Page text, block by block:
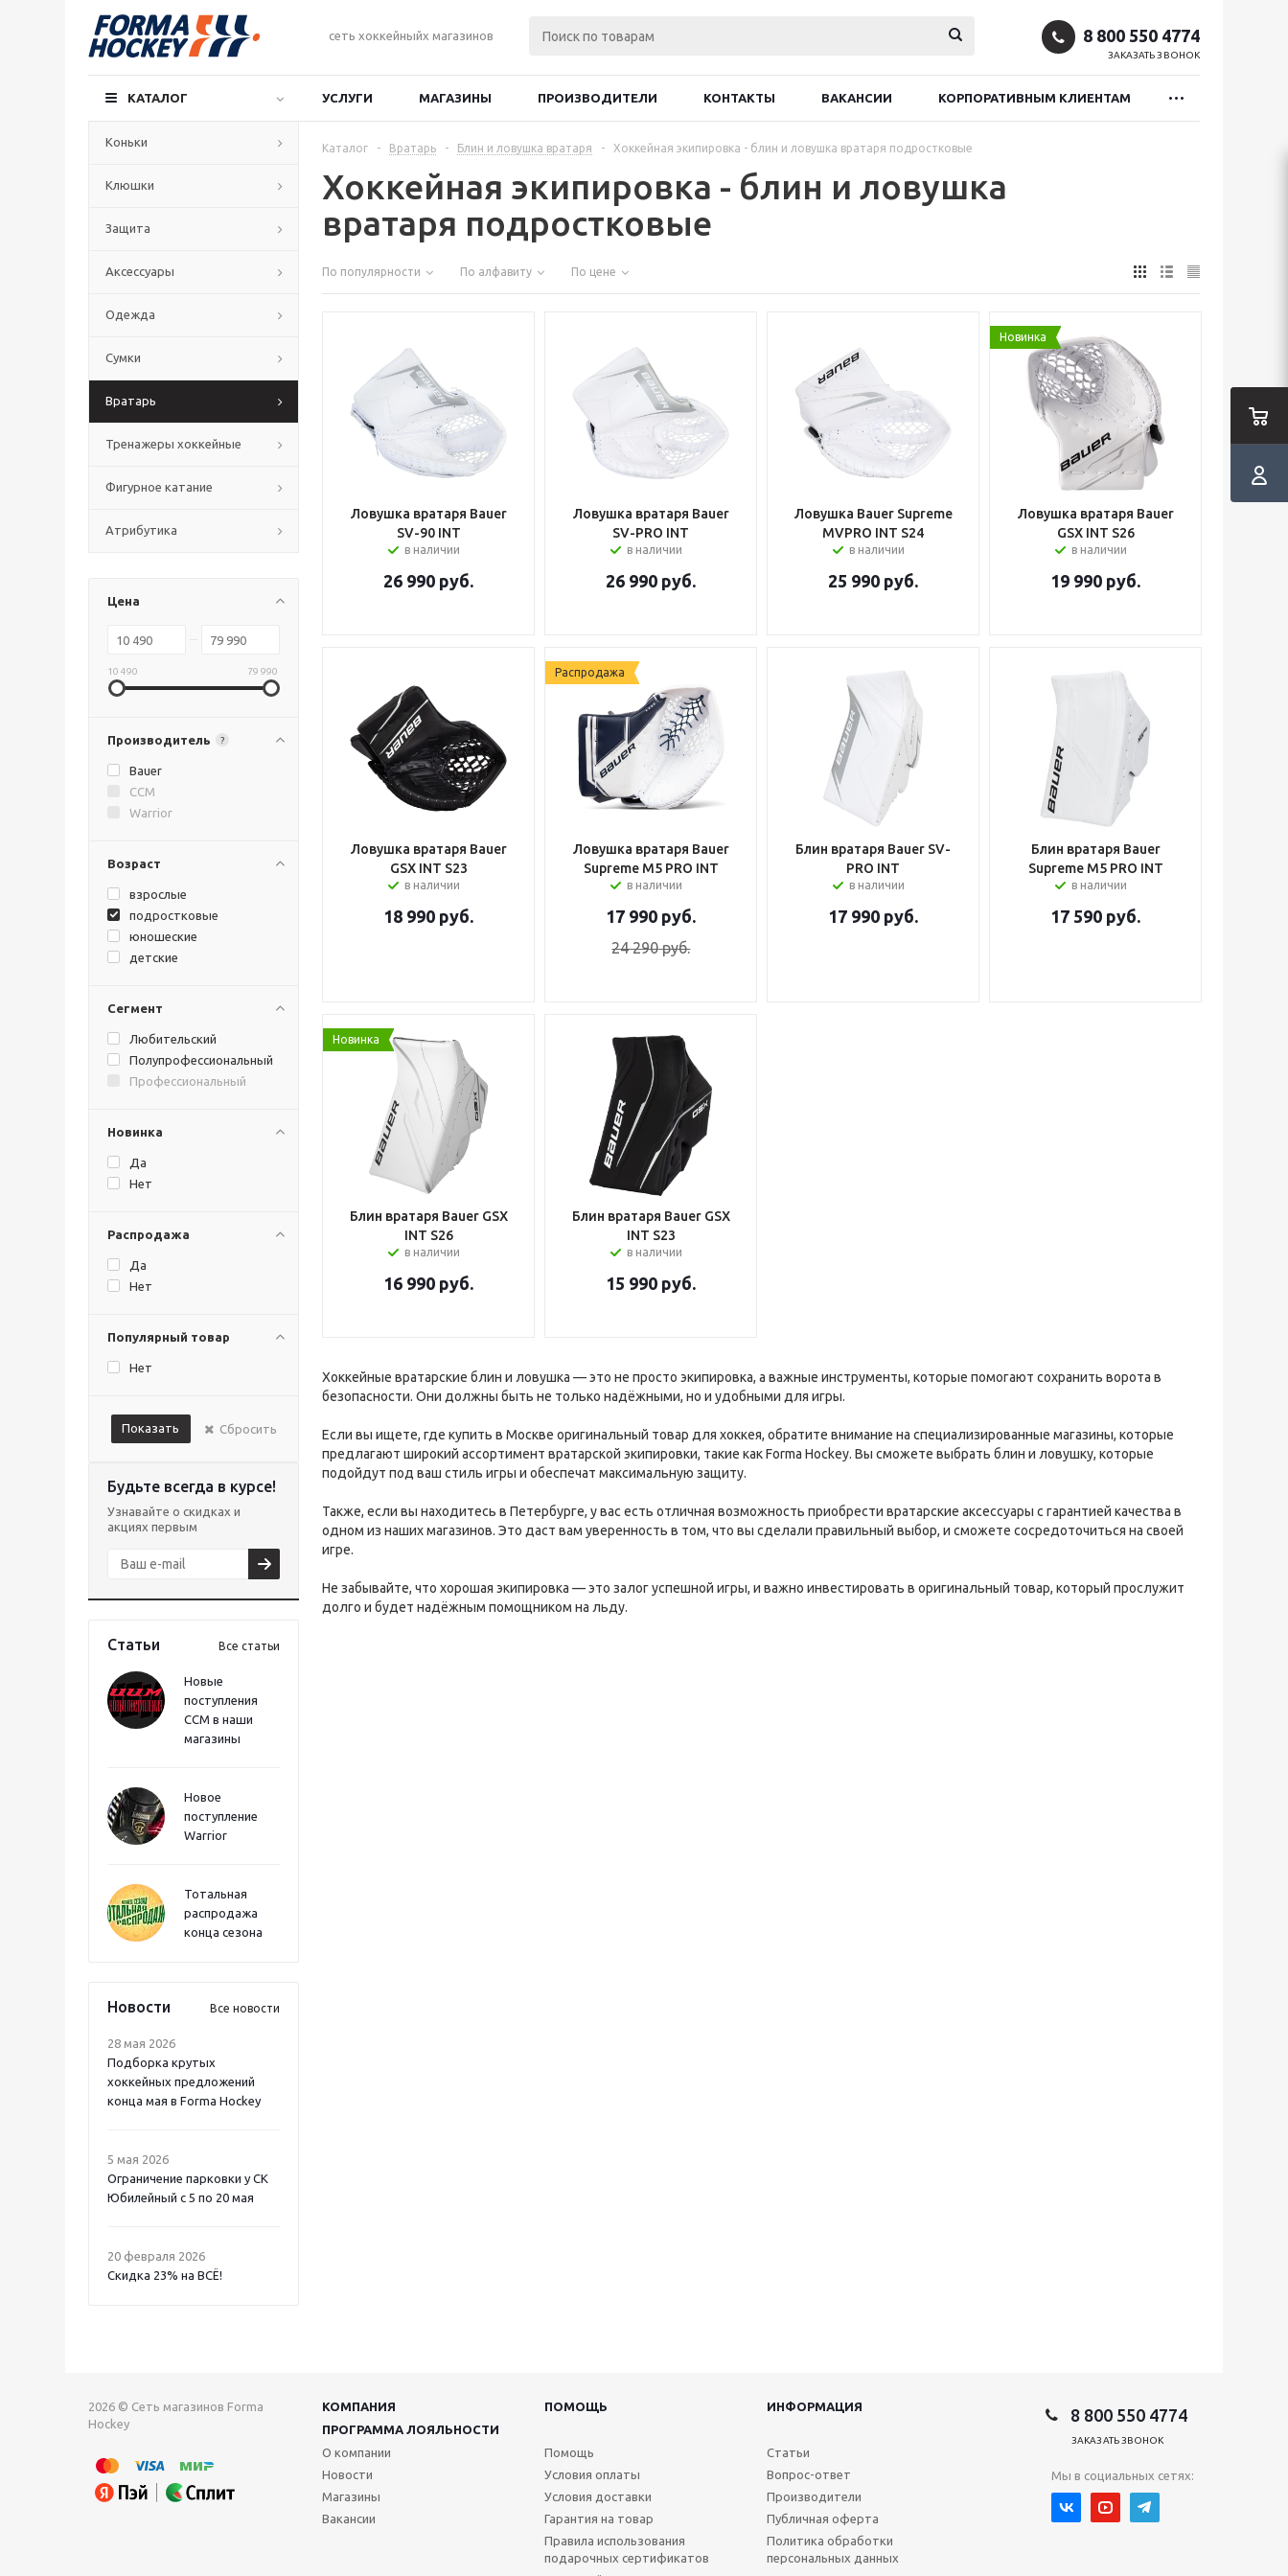
сеть хоккейныйх магазинов 8 800 550 4774
ЗАКАЗАТЬ ЗВОНОК
КАТАЛОГ УСЛУГИ МАГАЗИНЫ ПРОИЗВОДИТЕЛИ КОНТАКТЫ ВАКАНСИИ КОРПОРАТИВНЫМ КЛИЕНТАМ
Коньки
Клюшки
Защита
Аксессуары
Одежда
Сумки
Вратарь
Тренажеры хоккейные
Фигурное катание
Атрибутика
Цена
10 490 79 990
Производитель ?
Bauer
CCM
Warrior
Возраст
взрослые
подростковые
юношеские
детские
Сегмент
Любительский
Полупрофессиональный
Профессиональный
Новинка
Да
Нет
Распродажа
Да
Нет
Популярный товар
Нет
Показать Сбросить
Будьте всегда в курсе!
Узнавайте о скидках и
акциях первым
Статьи Все статьи
Новые
поступления
CCM в наши
магазины
Новое
поступление
Warrior
Тотальная
распродажа
конца сезона
Новости Все новости
28 мая 2026
Подборка крутых
хоккейных предложений
конца мая в Forma Hockey
5 мая 2026
Ограничение парковки у СК
Юбилейный с 5 по 20 мая
20 февраля 2026
Скидка 23% на ВСË!
Каталог - Вратарь - Блин и ловушка вратаря - Хоккейная экипировка - блин и ловушка вратаря подростковые
Хоккейная экипировка - блин и ловушка
вратаря подростковые
По популярности По алфавиту По цене
Ловушка вратаря Bauer
SV-90 INT
в наличии
26 990 руб.
Ловушка вратаря Bauer
SV-PRO INT
в наличии
26 990 руб.
Ловушка Bauer Supreme
MVPRO INT S24
в наличии
25 990 руб.
Новинка
Ловушка вратаря Bauer
GSX INT S26
в наличии
19 990 руб.
Ловушка вратаря Bauer
GSX INT S23
в наличии
18 990 руб.
Распродажа
Ловушка вратаря Bauer
Supreme M5 PRO INT
в наличии
17 990 руб.
24 290руб.
Блин вратаря Bauer SV-
PRO INT
в наличии
17 990 руб.
Блин вратаря Bauer
Supreme M5 PRO INT
в наличии
17 590 руб.
Новинка
Блин вратаря Bauer GSX
INT S26
в наличии
16 990 руб.
Блин вратаря Bauer GSX
INT S23
в наличии
15 990 руб.
Хоккейные вратарские блин и ловушка — это не просто экипировка, а важные инструменты, которые помогают сохранить ворота в
безопасности. Они должны быть не только надёжными, но и удобными для игры.
Если вы ищете, где купить в Москве оригинальный товар для хоккея, обратите внимание на специализированные магазины, которые
предлагают широкий ассортимент вратарской экипировки, такие как Forma Hockey. Вы сможете выбрать блин и ловушку, которые
подойдут под ваш стиль игры и обеспечат максимальную защиту.
Также, если вы находитесь в Петербурге, у вас есть отличная возможность приобрести вратарские аксессуары с гарантией качества в
одном из наших магазинов. Это даст вам уверенность в том, что вы сделали правильный выбор, и сможете сосредоточиться на своей
игре.
Не забывайте, что хорошая экипировка — это залог успешной игры, и важно инвестировать в оригинальный товар, который прослужит
долго и будет надёжным помощником на льду.
2026 © Сеть магазинов Forma
Hockey
КОМПАНИЯ ПОМОЩЬ
ИНФОРМАЦИЯ
ПРОГРАММА ЛОЯЛЬНОСТИ
О компании
Новости
Магазины
Вакансии
Помощь
Условия оплаты
Условия доставки
Гарантия на товар
Правила использования
подарочных сертификатов
Статьи
Вопрос-ответ
Производители
Публичная оферта
Политика обработки
персональных данных
8 800 550 4774
ЗАКАЗАТЬ ЗВОНОК
Мы в социальных сетях: